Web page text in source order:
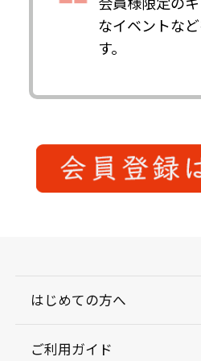
なイベントな
す。
はじめての方へ
ご利用ガイド